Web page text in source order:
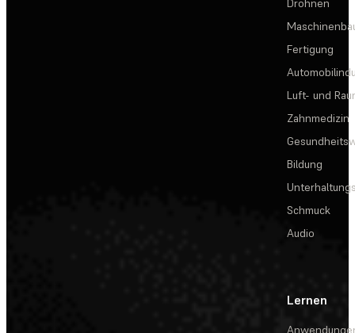
Drohnen
Fertigung
Luft- und
Zahnmedizin
Bildung
Schmuck
Audio
Lernen